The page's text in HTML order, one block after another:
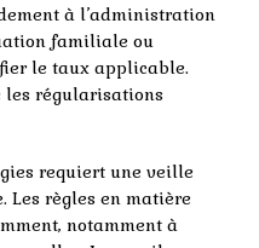
à l’administration
familiale ou
le taux applicable.
les régularisations
requiert une veille
Les règles en matière
notamment à